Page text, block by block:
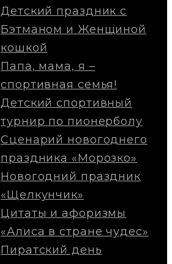
Детский праздник с
Бэтманом и Женщиной
кошкой
Папа, мама, я –
спортивная семья!
Детский спортивный
турнир по пионерболу
Сценарий новогоднего
праздника «Морозко»
Новогодний праздник
«Щелкунчик»
Цитаты и афоризмы
«Алиса в стране чудес»
Пиратский день